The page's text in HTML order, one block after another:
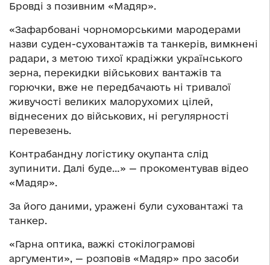
Бровді з позивним «Мадяр».
«Зафарбовані чорноморськими мародерами
назви суден-суховантажів та танкерів, вимкнені
радари, з метою тихої крадіжки українського
зерна, перекидки військових вантажів та
горючки, вже не передбачають ні тривалої
живучості великих малорухомих цілей,
віднесених до військових, ні регулярності
перевезень.
Контрабандну логістику окупанта слід
зупинити. Далі буде…» — прокоментував відео
«Мадяр».
За його даними, уражені були суховантажі та
танкер.
«Гарна оптика, важкі стокілограмові
аргументи», — розповів «Мадяр» про засоби